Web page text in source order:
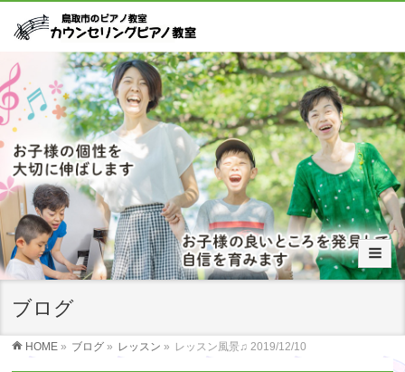
ブログ
HOME » ブログ » レッスン » レッスン風景♫ 2019/12/10